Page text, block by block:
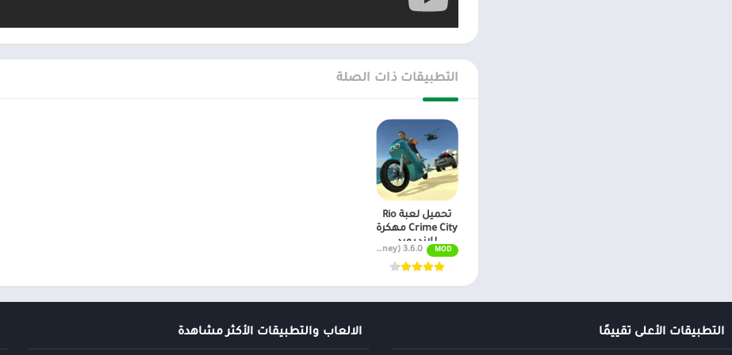
التطبيقات ذات الصلة
تحميل لعبة Rio
Crime City مهكرة
للاندرويد
MOD
3.6.0 APK + MOD (Unlimited Money)
الالعاب والتطبيقات الأكثر مشاهدة التطبيقات الأعلى تقييمًا